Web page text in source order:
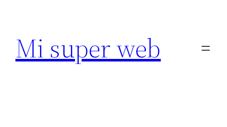
contenido
Mi super web